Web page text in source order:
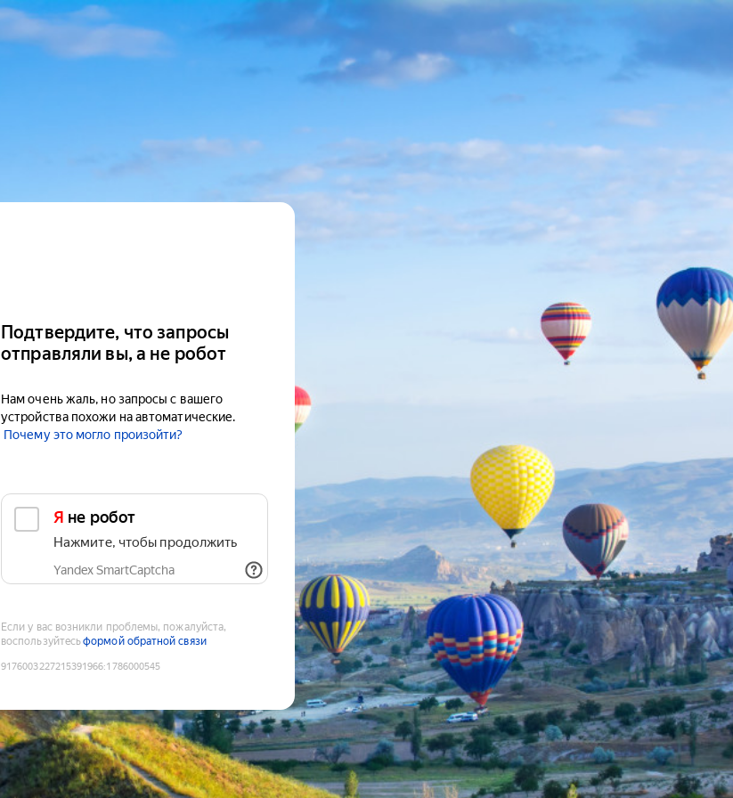
Подтвердите, что запросы
отправляли вы, а не робот
Нам очень жаль, но запросы с вашего
устройства похожи на автоматические.
Почему это могло произойти?
Я не робот
Нажмите, чтобы продолжить
Yandex SmartCaptcha
Если у вас возникли проблемы, пожалуйста,
воспользуйтесьформой обратной связи
9176003227215391966:1786000545